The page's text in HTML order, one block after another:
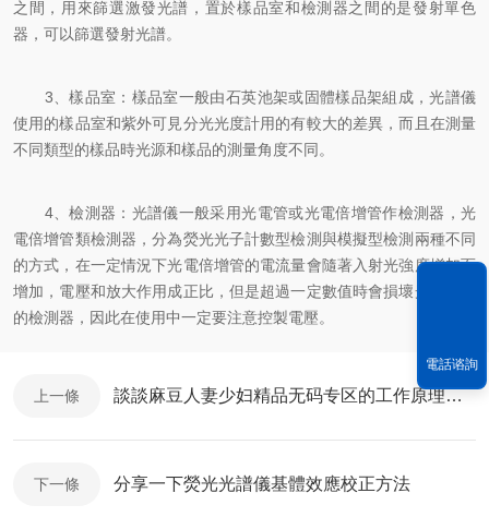
之間，用來篩選激發光譜，置於樣品室和檢測器之間的是發射單色
器，可以篩選發射光譜。
3、樣品室：樣品室一般由石英池架或固體樣品架組成，光譜儀
使用的樣品室和紫外可見分光光度計用的有較大的差異，而且在測量
不同類型的樣品時光源和樣品的測量角度不同。
4、檢測器：光譜儀一般采用光電管或光電倍增管作檢測器，光
電倍增管類檢測器，分為熒光光子計數型檢測與模擬型檢測兩種不同
的方式，在一定情況下光電倍增管的電流量會隨著入射光強度增加而
增加，電壓和放大作用成正比，但是超過一定數值時會損壞光譜儀中
的檢測器，因此在使用中一定要注意控製電壓。
上一條 談談麻豆人妻少妇精品无码专区的工作原理及組成
下一條 分享一下熒光光譜儀基體效應校正方法
電話谘詢